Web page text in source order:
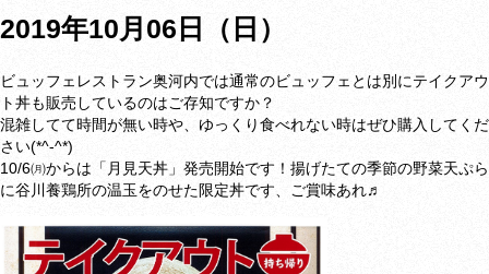
2019年10月06日（日）
ビュッフェレストラン奥河内では通常のビュッフェとは別にテイクアウ
ト丼も販売しているのはご存知ですか？
混雑してて時間が無い時や、ゆっくり食べれない時はぜひ購入してくだ
さい(*^-^*)
10/6㈪からは「月見天丼」発売開始です！揚げたての季節の野菜天ぷら
に谷川養鶏所の温玉をのせた限定丼です、ご賞味あれ♬